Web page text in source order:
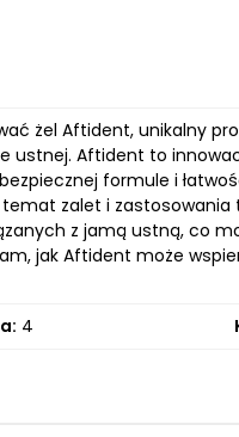
żel Aftident, unikalny
Aftident to
formule i
temat zalet i
z jamą ustną, co
jak Aftident może
4